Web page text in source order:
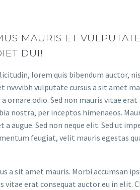
MAURIS ET
DUI!
lorem quis bibendum auctor,
nvvvibh vulputate cursus a sit amet
ornare odio. Sed non mauris vitae erat
nostra, per inceptos himenaeos.
augue. Sed non neque elit. Sed ut
feugiat, velit mauris egestas
a sit amet mauris. Morbi accumsan
vitae erat consequat auctor eu in elit.